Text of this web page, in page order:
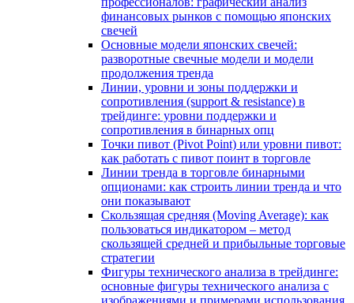
финансовых рынков с помощью японских
свечей
Основные модели японских свечей:
разворотные свечные модели и модели
продолжения тренда
Линии, уровни и зоны поддержки и
сопротивления (support & resistance) в
трейдинге: уровни поддержки и
сопротивления в бинарных опц
Точки пивот (Pivot Point) или уровни пивот:
как работать с пивот поинт в торговле
Линии тренда в торговле бинарными
опционами: как строить линии тренда и что
они показывают
Скользящая средняя (Moving Average): как
пользоваться индикатором – метод
скользящей средней и прибыльные торговые
стратегии
Фигуры технического анализа в трейдинге:
основные фигуры технического анализа с
изображениями и примерами использования